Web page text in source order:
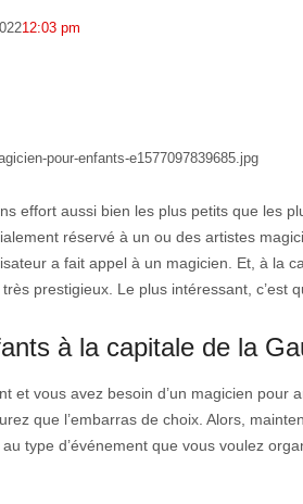
12:03 pm
effort aussi bien les plus petits que les
réservé à un ou des artistes
a fait appel à un magicien. Et, à la
prestigieux. Le plus intéressant, c’est
à la capitale de la
et vous avez besoin d’un magicien pour
que l’embarras de choix. Alors,
type d’événement que vous voulez